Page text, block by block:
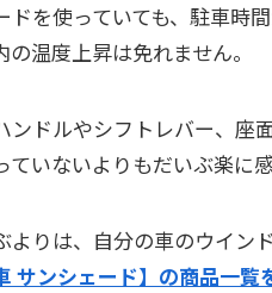
ドを使っていても、駐車時
の温度上昇は免れません。
ンドルやシフトレバー、座
ていないよりもだいぶ楽に
よりは、自分の車のウイン
サンシェード】の商品一覧